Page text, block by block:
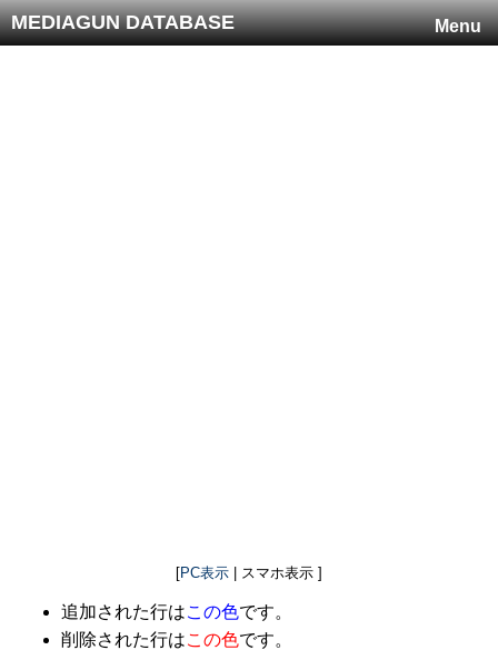
Menu
MEDIAGUN DATABASE
[PC表示 | スマホ表示 ]
追加された行はこの色です。
削除された行はこの色です。